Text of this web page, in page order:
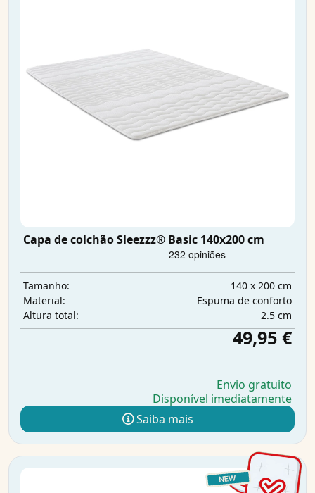
Capa de colchão Sleezzz® Basic 140x200 cm
Tamanho:
140 x 200 cm
Material:
Espuma de conforto
Altura total:
2.5 cm
49,95 €
Envio gratuito
Disponível imediatamente
Saiba mais